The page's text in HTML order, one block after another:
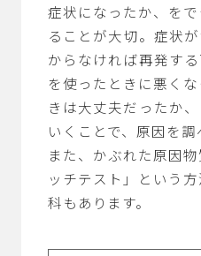
症状になったか、を
ることが大切。症状
からなければ再発する
を使ったときに悪く
きは大丈夫だったか
いくことで、原因を調
また、かぶれた原因
ッチテスト」という
科もあります。